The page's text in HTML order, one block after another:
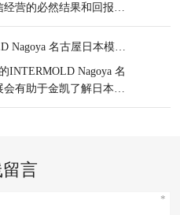
营的必然结果和回报，
荣耀，可谓实至名归。
本，是企业最宝贵的无2019年6月INTERMOLD Nagoya 名古屋日本模具展
INTERMOLD Nagoya 名
有助于金凯了解日本当
设备制造商的产品更新
。 言